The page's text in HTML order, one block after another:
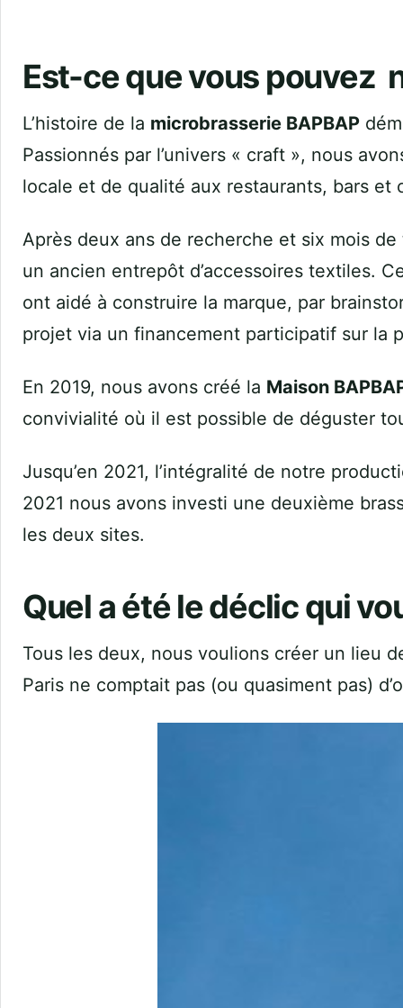
Est-ce que vous pouvez
L’histoire de la microbrasserie BAPBAP
Passionnés par l’univers « craft », nous
locale et de qualité aux restaurants, bars et
Après deux ans de recherche et six mois
un ancien entrepôt d’accessoires textiles.
ont aidé à construire la marque, par
projet via un financement participatif sur la
En 2019, nous avons créé la Maison
convivialité où il est possible de déguster
Jusqu’en 2021, l’intégralité de notre
2021 nous avons investi une deuxième
les deux sites.
Quel a été le déclic qui
Tous les deux, nous voulions créer un lieu
Paris ne comptait pas (ou quasiment pas)